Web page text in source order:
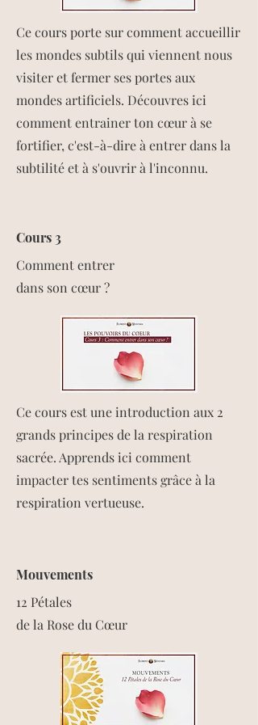
​​​Ce cours porte sur comment accueillir
les mondes subtils qui viennent nous
visiter et fermer ses portes aux
mondes artificiels. Découvres ici
comment entrainer ton cœur à se
fortifier, c'est-à-dire à entrer dans la
subtilité et à s'ouvrir à l'inconnu.
Cours 3
​Comment entrer
dans son cœur ?
​​Ce cours est une introduction aux 2
grands principes de la respiration
sacrée. Apprends ici comment
impacter tes sentiments grâce à la
respiration vertueuse.
Mouvements
12 Pétales
de la Rose du Cœur